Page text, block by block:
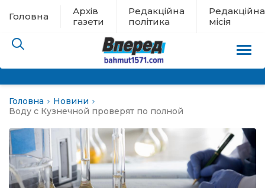
Головна
Архів
газети
Редакційна
політика
Редакційна
місія
евакуації
Головна
Новини
Воду с Кузнечной проверят по полной